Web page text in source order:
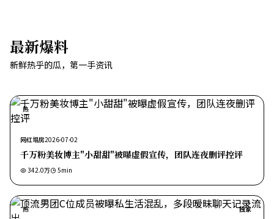
最新爆料
新鲜热乎的瓜，第一手资讯
热
网红塌房2026-07-02
千万粉美妆博主"小甜甜"被曝虚假宣传，团队连夜删评控评
342.0万 5min
热 独家